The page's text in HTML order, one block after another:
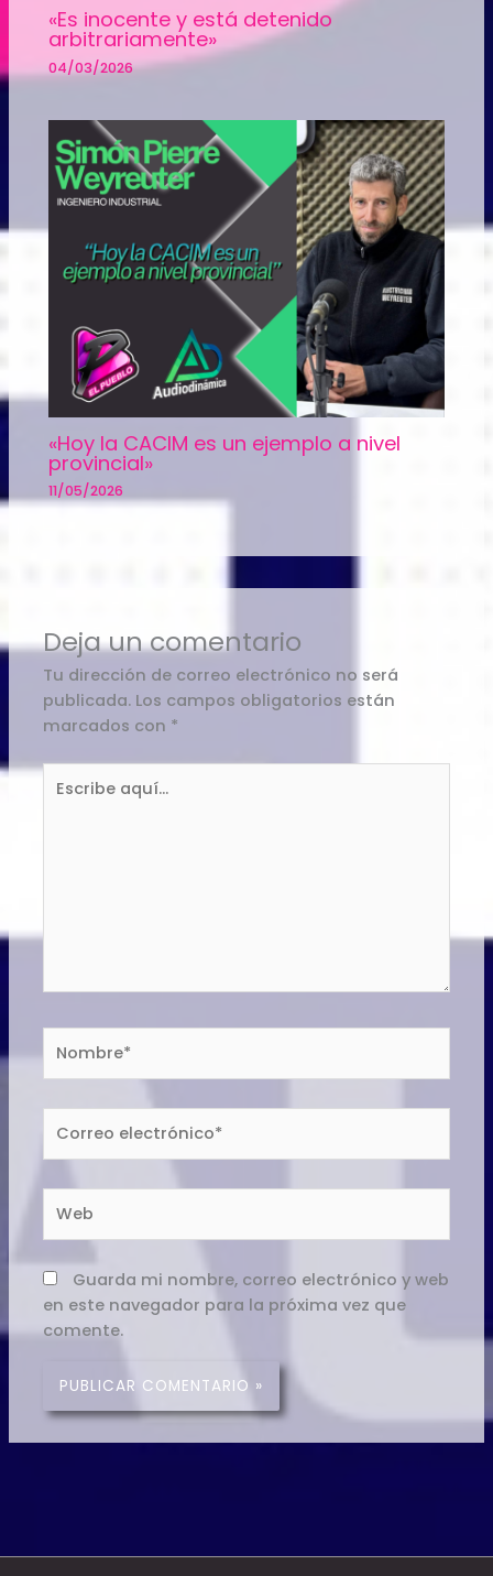
«Es inocente y está detenido
arbitrariamente»
04/03/2026
«Hoy la CACIM es un ejemplo a nivel
provincial»
11/05/2026
Deja un comentario
Tu dirección de correo electrónico no será
publicada. Los campos obligatorios están
marcados con *
Escribe
aquí...
electrónico*
Guarda mi nombre, correo electrónico y web
en este navegador para la próxima vez que
comente.